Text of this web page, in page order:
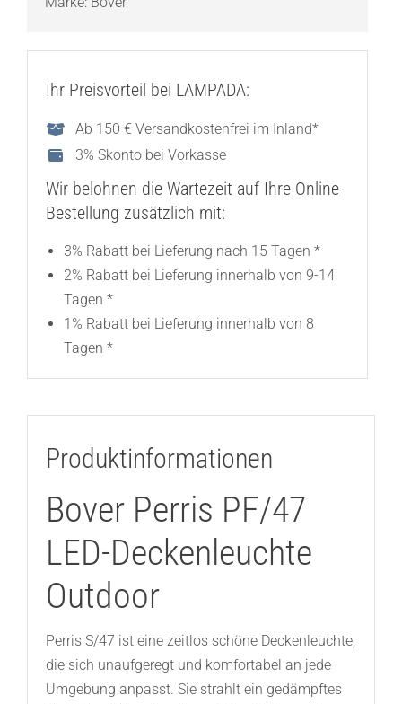
Ihr Preisvorteil bei LAMPADA:
Ab 150 € Versandkostenfrei im Inland*
3% Skonto bei Vorkasse
Wir belohnen die Wartezeit auf Ihre Online-
Bestellung zusätzlich mit:
3% Rabatt bei Lieferung nach 15 Tagen *
2% Rabatt bei Lieferung innerhalb von 9-14
Tagen *
1% Rabatt bei Lieferung innerhalb von 8
Tagen *
Produktinformationen
Bover Perris PF/47
LED-Deckenleuchte
Outdoor
Perris S/47 ist eine zeitlos schöne Deckenleuchte,
die sich unaufgeregt und komfortabel an jede
Umgebung anpasst. Sie strahlt ein gedämpftes